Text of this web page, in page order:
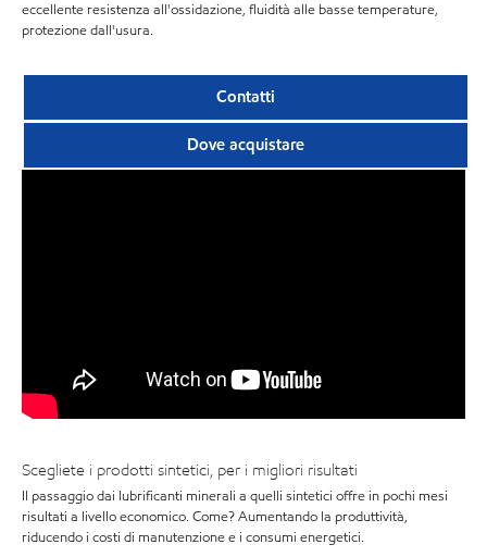
eccellente resistenza all'ossidazione, fluidità alle basse temperature,
protezione dall'usura.
Contatti
Dove acquistare
Scegliete i prodotti sintetici, per i migliori risultati
Il passaggio dai lubrificanti minerali a quelli sintetici offre in pochi mesi
risultati a livello economico. Come? Aumentando la produttività,
riducendo i costi di manutenzione e i consumi energetici.